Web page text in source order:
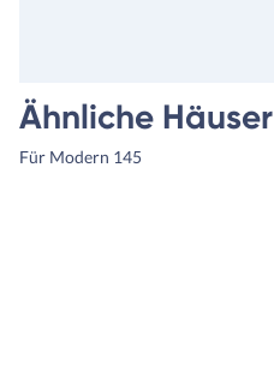
Ähnliche Häuser
Für Modern 145